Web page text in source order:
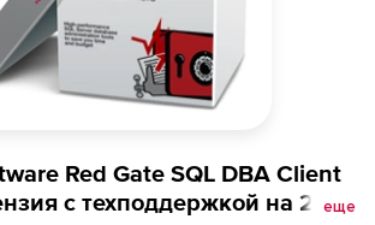
Red Gate SQL DBA Client
с техподдержкой на 2
еще